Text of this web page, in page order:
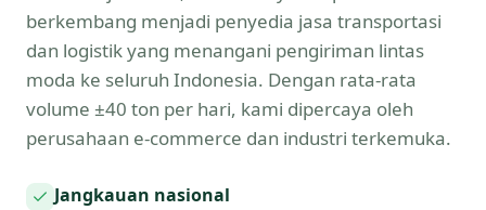
berkembang menjadi penyedia jasa transportasi
dan logistik yang menangani pengiriman lintas
moda ke seluruh Indonesia. Dengan rata-rata
volume ±40 ton per hari, kami dipercaya oleh
perusahaan e-commerce dan industri terkemuka.
Jangkauan nasional